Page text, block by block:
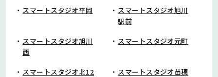
スマートスタジオ平岡
スマートスタジオ旭川
駅前
スマートスタジオ旭川
西
スマートスタジオ元町
スマートスタジオ北12
スマートスタジオ苗穂